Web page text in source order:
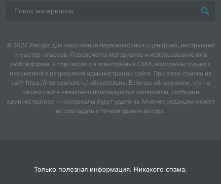
конца.
животных; заготовки из картона «кочки»; карточки с
изображением животных; карточки с изображением
пищи животных.
Ход занятия.
I. Организационный момент
лес, там нас ждёт много путешествий и опасностей,
© 2024 Ресурс для накопления первоклассных сценариев, инструкций
и мастер-классов. Перепечатка материалов и использование их в
любой форме, в том числе и в электронных СМИ, возможны только с
письменного разрешения администрации сайта. При этом ссылка на
сайт https://interesarium.ru/ обязательна. Если вы обнаружили, что на
нашем сайте незаконно используются материалы, сообщите
администратору — материалы будут удалены. Мнение редакции может
не совпадать с точкой зрения автора.
Только полезная информация. Никакого спама.